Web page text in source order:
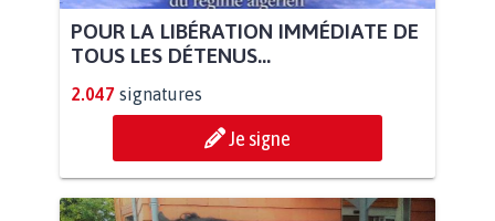
POUR LA LIBÉRATION IMMÉDIATE DE
TOUS LES DÉTENUS...
2.047 signatures
Je signe